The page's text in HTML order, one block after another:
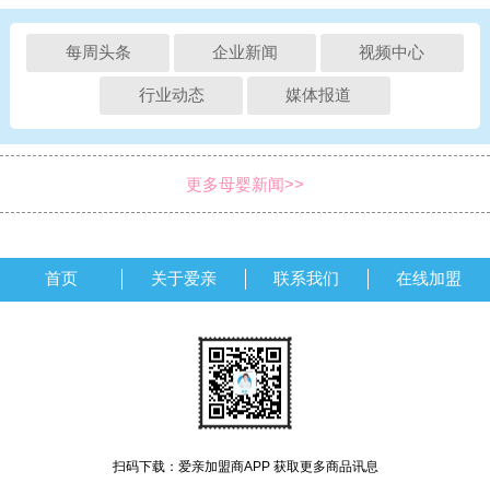
每周头条 企业新闻 视频中心
行业动态 媒体报道
更多母婴新闻>>
首页 关于爱亲 联系我们 在线加盟
扫码下载：爱亲加盟商APP 获取更多商品讯息